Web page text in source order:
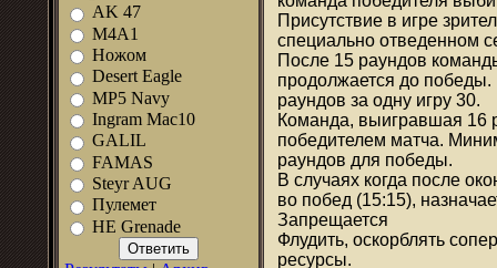
AK 47
M4A1
Ножом
Desert Eagle
MP5 Navy
Ingram Mac10
GALIL
FAMAS
Steyr AUG
Пулемет
HE Grenade
Присутствие в игре
специально отведенном
После 15 раундов
продолжается до
раундов за одну игру 30.
Команда, выигравшая 16
победителем матча.
раундов для победы.
В случаях когда после
во побед (15:15),
Запрещается
Флудить, оскорблять
ресурсы.